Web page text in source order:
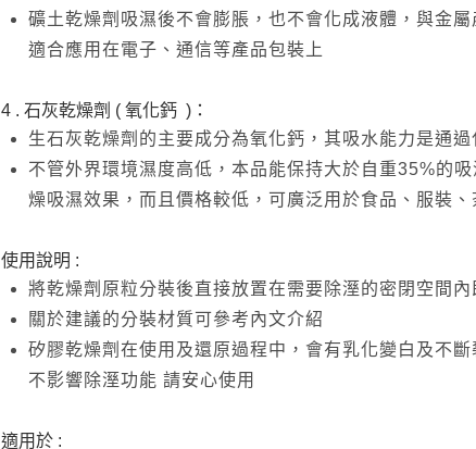
礦土乾燥劑吸濕後不會膨脹，也不會化成液體，與金
適合應用在電子、通信等產品包裝上
4 . 石灰乾燥劑 ( 氧化鈣 )：
生石灰乾燥劑的主要成分為氧化鈣，其吸水能力是通
不管外界環境濕度高低，本品能保持大於自重35%的
燥吸濕效果，而且價格較低，可廣泛用於食品、服裝
使用說明 :
將乾燥劑原粒分裝後直接放置在需要除溼的密閉空間內
關於建議的分裝材質可參考內文介紹
矽膠乾燥劑在使用及還原過程中，會有乳化變白及不
不影響除溼功能 請安心使用
適用於 :